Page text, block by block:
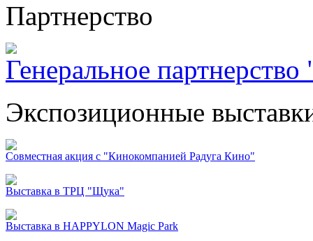
Партнерство
Генеральное
Экспозиционные
Совместная акция с "Кинокомпанией Радуга Кино"
Выставка в ТРЦ "Щука"
Выставка в HAPPYLON Magic Park